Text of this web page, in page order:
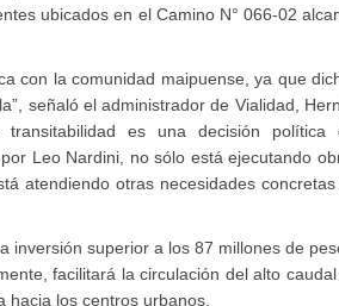
ubicados en el Camino N° 066-02
con la comunidad maipuense, ya que
señaló el administrador de Vialidad,
es una decisión política
Leo Nardini, no sólo está ejecutando
atendiendo otras necesidades concretas
inversión superior a los 87 millones de
facilitará la circulación del alto caudal
hacia los centros urbanos.